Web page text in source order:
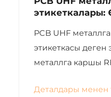
этикеткалары:
надёждуу
PCB UHF
этикеткасы деген
металлга каршы
иштөөгө арналган
Деталдары менен